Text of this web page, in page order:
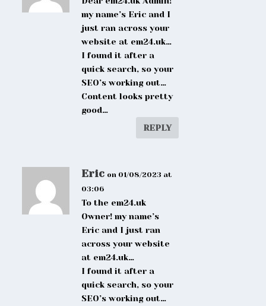
my name’s Eric and I
just ran across your
website at em24.uk…
I found it after a
quick search, so your
SEO’s working out…
Content looks pretty
good…
REPLY
Eric on 01/08/2023 at
03:06
To the em24.uk
Owner! my name’s
Eric and I just ran
across your website
at em24.uk…
I found it after a
quick search, so your
SEO’s working out…